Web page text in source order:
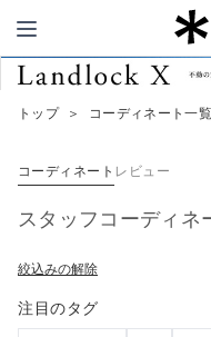
トップ ＞ コーディネート一覧
コーディネート レビュー
スタッフコーディネ
絞込みの解除
注目のタグ